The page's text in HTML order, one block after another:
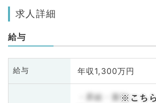
求人詳細
給与
給与 年収1,300万円
・昇給・賞与